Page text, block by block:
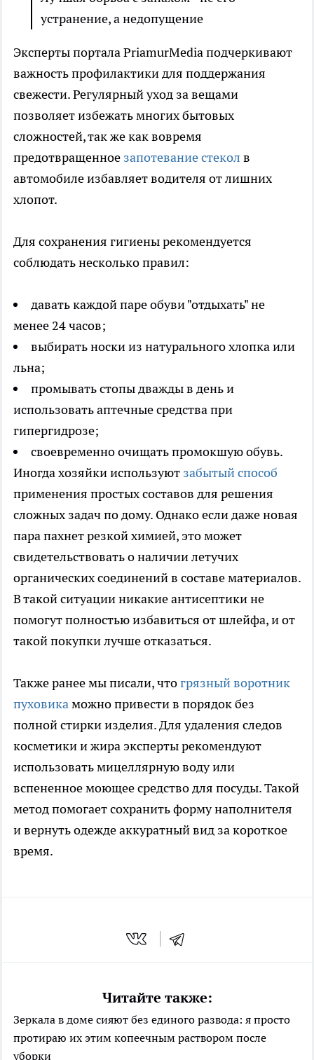
устранение, а недопущение
Эксперты портала PriamurMedia подчеркивают
важность профилактики для поддержания
свежести. Регулярный уход за вещами
позволяет избежать многих бытовых
сложностей, так же как вовремя
предотвращенное запотевание стекол в
автомобиле избавляет водителя от лишних
хлопот.
Для сохранения гигиены рекомендуется
соблюдать несколько правил:
давать каждой паре обуви "отдыхать" не
менее 24 часов;
выбирать носки из натурального хлопка или
льна;
промывать стопы дважды в день и
использовать аптечные средства при
гипергидрозе;
своевременно очищать промокшую обувь.
Иногда хозяйки используют забытый способ
применения простых составов для решения
сложных задач по дому. Однако если даже новая
пара пахнет резкой химией, это может
свидетельствовать о наличии летучих
органических соединений в составе материалов.
В такой ситуации никакие антисептики не
помогут полностью избавиться от шлейфа, и от
такой покупки лучше отказаться.
Также ранее мы писали, чтогрязный воротник
пуховикаможно привести в порядок без
полной стирки изделия. Для удаления следов
косметики и жира эксперты рекомендуют
использовать мицеллярную воду или
вспененное моющее средство для посуды. Такой
метод помогает сохранить форму наполнителя
и вернуть одежде аккуратный вид за короткое
время.
Читайте также:
Зеркала в доме сияют без единого развода: я просто
протираю их этим копеечным раствором после
уборки